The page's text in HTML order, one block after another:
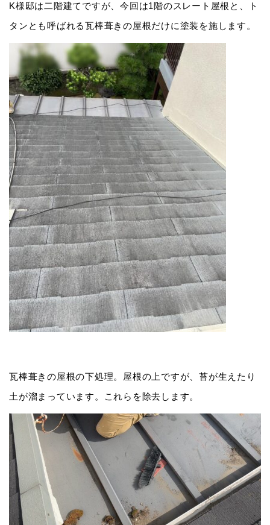
K様邸は二階建てですが、今回は1階のスレート屋根と、ト
タンとも呼ばれる瓦棒葺きの屋根だけに塗装を施します。
瓦棒葺きの屋根の下処理。屋根の上ですが、苔が生えたり
土が溜まっています。これらを除去します。